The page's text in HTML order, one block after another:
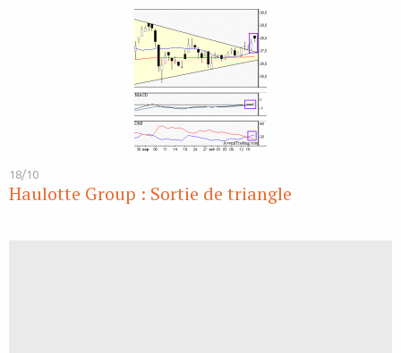
18/10
Haulotte Group : Sortie de triangle